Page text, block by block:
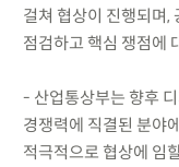
걸쳐 협상이 진행되며,
점검하고 핵심 쟁점에
- 산업통상부는 향후
경쟁력에 직결된 분야
적극적으로 협상에 임